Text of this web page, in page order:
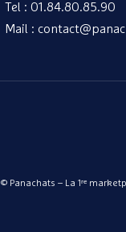
Tel : 01.84.80.85.90
Mail :
© Panachats – La 1ʳᵉ